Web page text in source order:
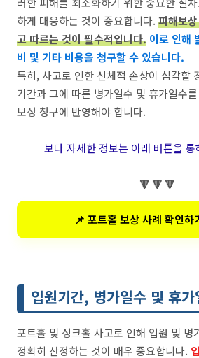
하게 대응하는 것이 중요합니다. 피해보
고 따르는 것이 필수적입니다. 이로 인해
비 및 기타 비용을 청구할 수 있습니다.
특히, 사고로 인한 신체적 손상이 심각할
기간과 그에 따른 병가일수 및 휴가일수
보상 청구에 반영해야 합니다.
보다 자세한 정보는 아래 버튼을
🔻 🔻 🔻
📌 포트홀 보상 사례 확인하
입원기간, 병가일수 및 휴
포트홀 및 싱크홀 사고로 인해 입원 및 병
정확히 산정하는 것이 매우 중요합니다.